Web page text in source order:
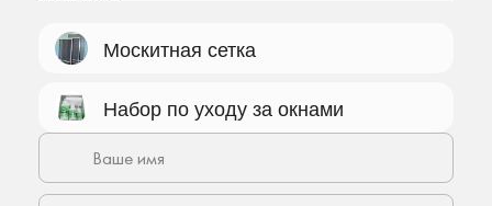
Москитная сетка
Набор по уходу за окнами